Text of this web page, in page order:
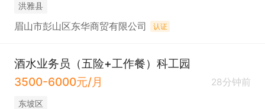
洪雅县
眉山市彭山区东华商贸有限公司 认证
酒水业务员（五险+工作餐）科工园
3500-6000元/月
28分钟前
东坡区